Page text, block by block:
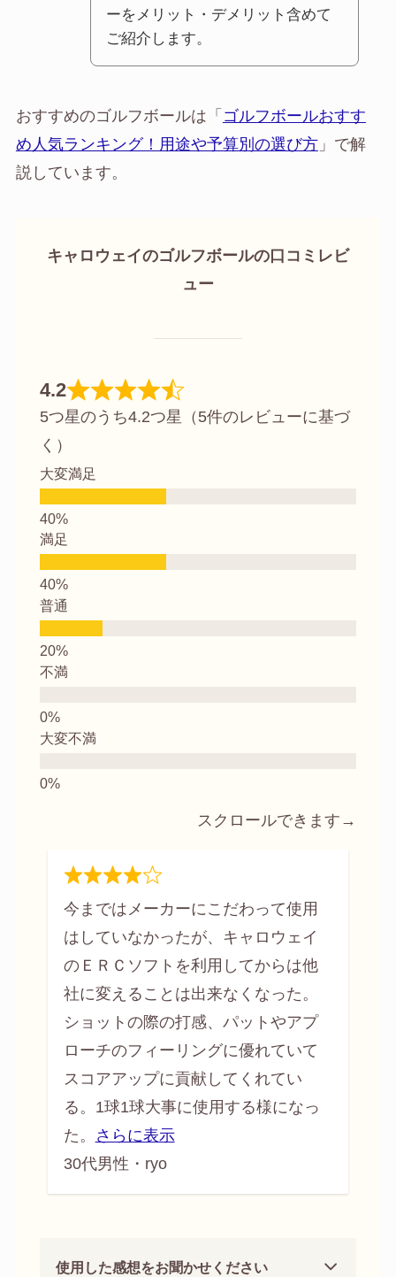
ーをメリット・デメリット含めて
ご紹介します。
おすすめのゴルフボールは「 ゴルフボールおすす
め人気ランキング！用途や予算別の選び方」で解
説しています。
キャロウェイのゴルフボールの口コミレビ
ュー
4.2
5つ星のうち4.2つ星（5件のレビューに基づ
く）
大変満足
満足
普通
不満
大変不満
スクロールできます→
今まではメーカーにこだわって使用
はしていなかったが、キャロウェイ
のＥＲＣソフトを利用してからは他
社に変えることは出来なくなった。
ショットの際の打感、パットやアプ
ローチのフィーリングに優れていて
スコアアップに貢献してくれてい
る。1球1球大事に使用する様になっ
た。
さらに表示
30代男性・ryo
使用した感想をお聞かせください